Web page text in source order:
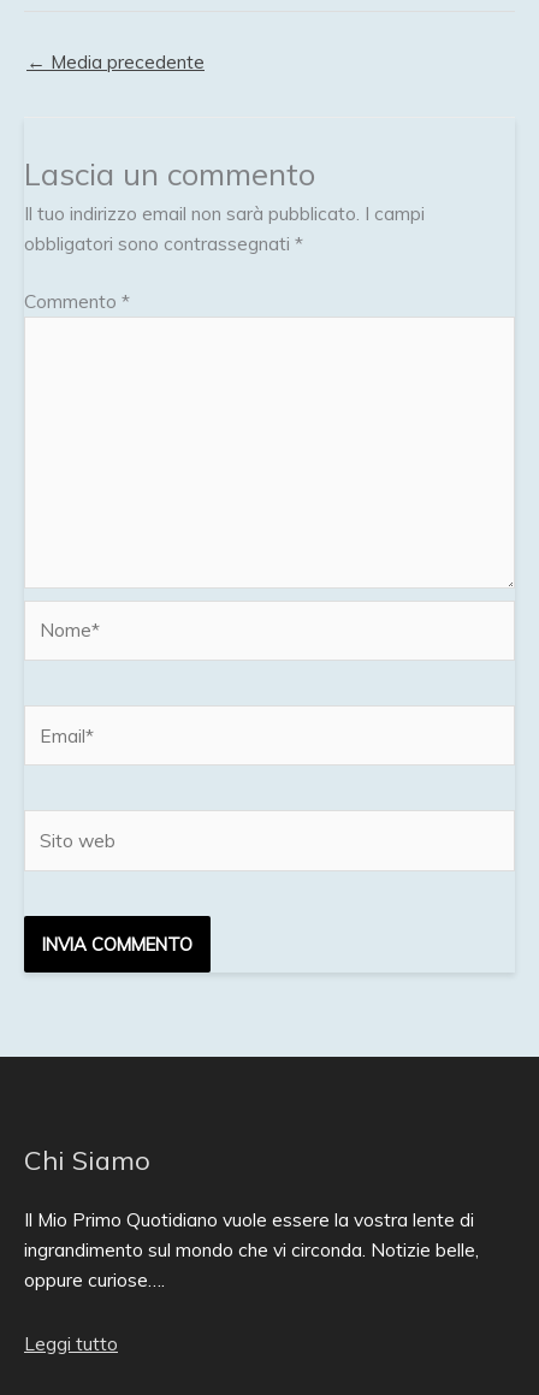
← Media precedente
Lascia un commento
Il tuo indirizzo email non sarà pubblicato. I campi
obbligatori sono contrassegnati *
Commento *
web
Chi Siamo
Il Mio Primo Quotidiano vuole essere la vostra lente di
ingrandimento sul mondo che vi circonda. Notizie belle,
oppure curiose….
Leggi tutto